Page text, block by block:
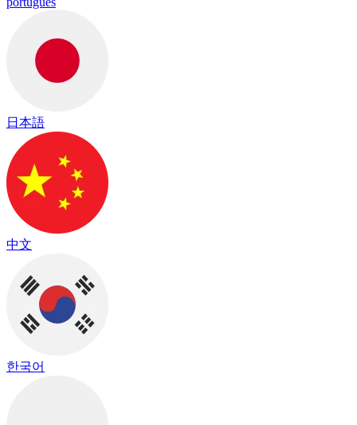
日本語
中文
한국어